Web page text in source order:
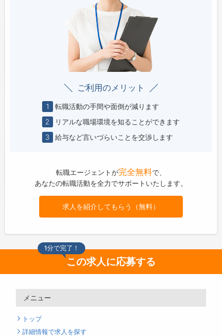
ご利用のメリット
1
転職活動の手間や面倒が減ります
2
リアルな職場環境を知ることができます
3
給与など言いづらいことを交渉します
転職エージェントが完全無料で、
あなたの転職活動を全力でサポートいたします。
求人を紹介してもらう（無料）
1分で完了！
この求人に応募する
メニュー
トップ
詳細情報で求人を探す